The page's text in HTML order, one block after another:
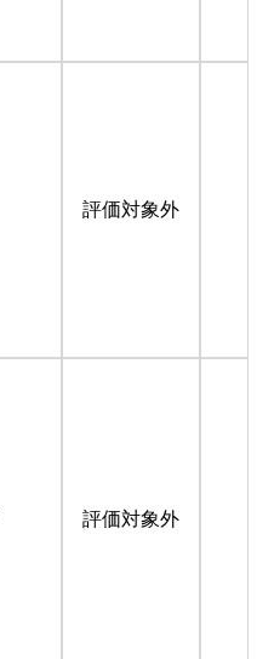
評価対象外
評価対象外